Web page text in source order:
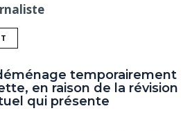
temporairement
en raison de la révision
qui présente